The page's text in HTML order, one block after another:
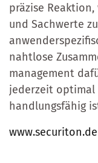
präzise
und Sachwerte
nahtlose
management
jederzeit
handlungsfähig